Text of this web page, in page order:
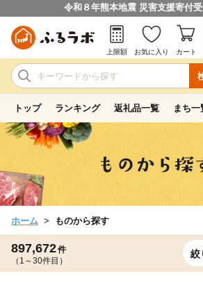
令和８年熊本地震 災害支援寄付
上限額 お気に入り カート
トップ ランキング 返礼品一覧 まち一
ホーム ものから探す
897,672件
（1～30件目）
絞